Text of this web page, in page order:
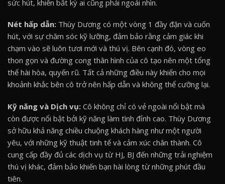
sức hút, khiến bất kỳ ai cũng phải ngoái nhìn.
Nét hấp dẫn: Thùy Dương có một vòng 1 đầy đặn và cuốn
hút, với sự chăm sóc kỹ lưỡng, đảm bảo rằng cảm giác khi
chạm vào sẽ luôn tươi mới và thú vị. Bên cạnh đó, vòng eo
thon gọn và đường cong thân hình của cô tạo nên một tổng
thể hài hòa, quyến rũ. Tất cả những điều này khiến cho mọi
khoảnh khắc bên cô trở nên hấp dẫn và không thể cưỡng lại.
Kỹ năng và Dịch vụ: Cô không chỉ có vẻ ngoài nổi bật mà
còn được nổi bật bởi kỹ năng làm tình đỉnh cao. Thùy Dương
sở hữu khả năng chiều chuộng khách hàng như một người
yêu, với những kỹ thuật tinh tế và cảm xúc chân thành. Cô
cung cấp đầy đủ các dịch vụ từ HJ, BJ đến những trải nghiệm
thú vị khác, đảm bảo khiến bạn hài lòng từ những phút đầu
tiên.